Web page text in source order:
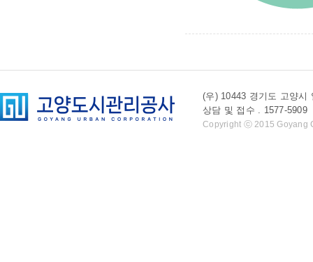
(우) 10443 경기도 고양시
상담 및 접수 . 1577-
Copyright ⓒ 2015 Goyang